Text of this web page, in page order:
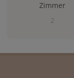
Zimmer
2